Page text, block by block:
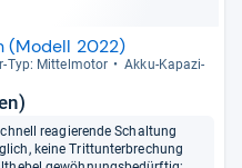
(Modell 2022)
​Typ: Mit­tel­mo­tor
Akku-​Kapa­zi­
reagierende Schaltung
keine Trittunterbrechung